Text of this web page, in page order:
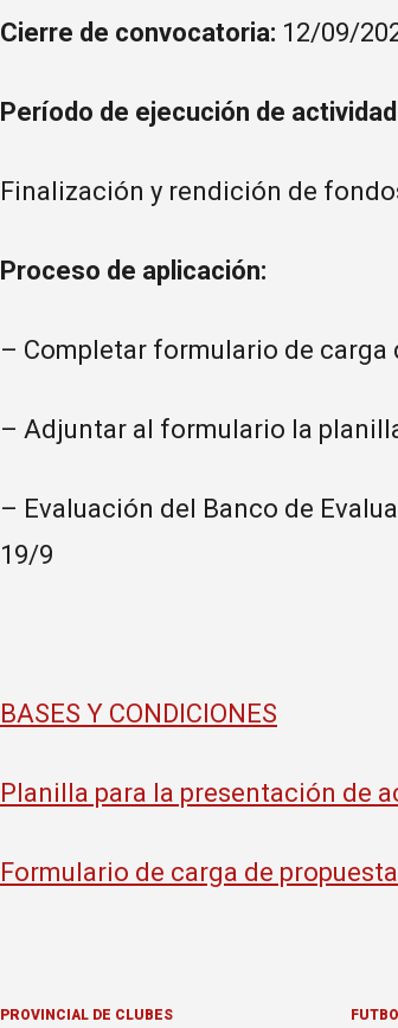
Cierre de convocatoria: 12/09/
Período de ejecución de
Finalización y rendición de
Proceso de aplicación:
– Completar formulario de carga
– Adjuntar al formulario la
– Evaluación del Banco de
19/9
BASES Y CONDICIONES
Planilla para la presentación de
Formulario de carga de
PROVINCIAL DE CLUBES